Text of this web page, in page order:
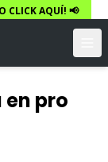
CLICK AQUÍ! 📢
pro